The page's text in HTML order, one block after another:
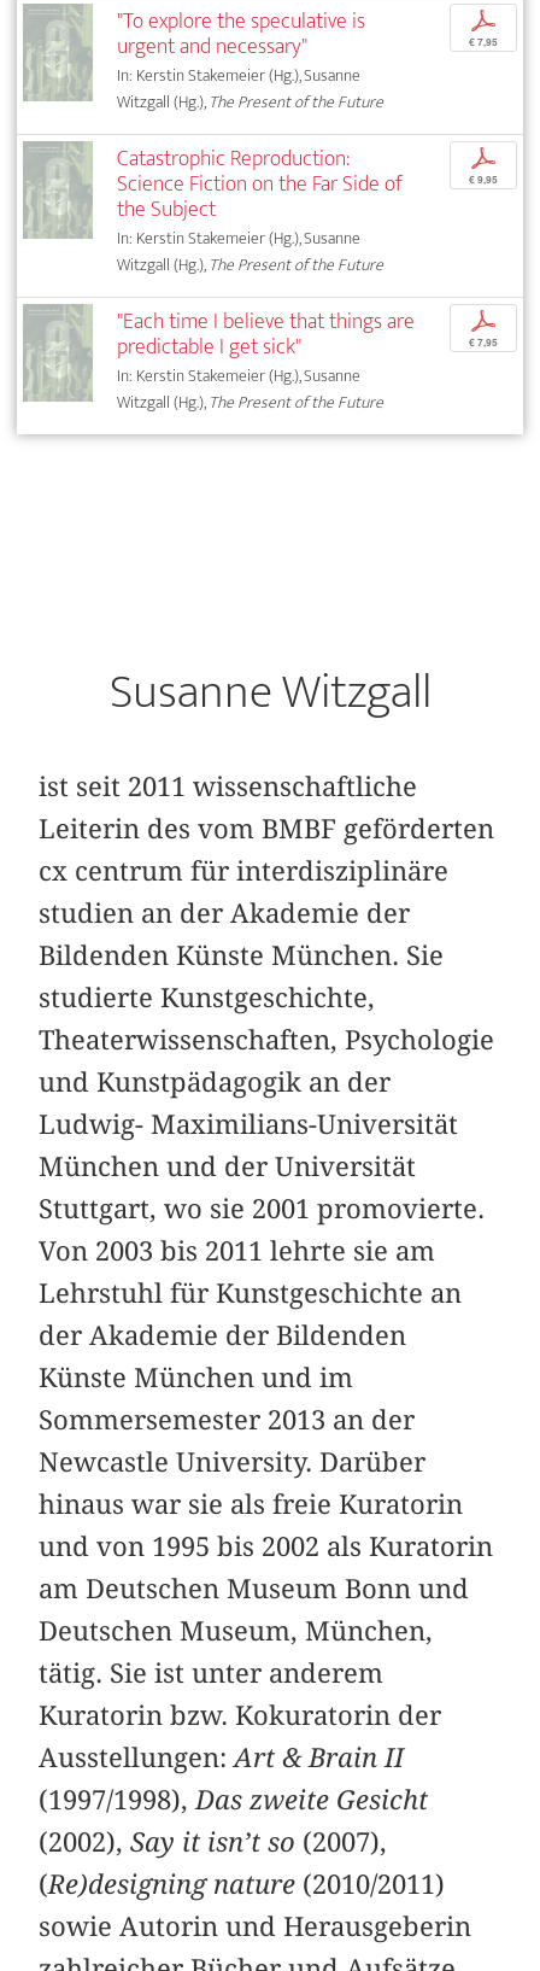
"To explore the speculative is
urgent and necessary"
In: Kerstin Stakemeier (Hg.), Susanne
Witzgall (Hg.),The Present of the Future
p
€ 7,95
Catastrophic Reproduction:
Science Fiction on the Far Side of
the Subject
In: Kerstin Stakemeier (Hg.), Susanne
Witzgall (Hg.),The Present of the Future
p
€ 9,95
"Each time I believe that things are
predictable I get sick"
In: Kerstin Stakemeier (Hg.), Susanne
Witzgall (Hg.),The Present of the Future
p
€ 7,95
Susanne Witzgall
ist seit 2011 wissenschaftliche
Leiterin des vom BMBF geförderten
cx centrum für interdisziplinäre
studien an der Akademie der
Bildenden Künste München. Sie
studierte Kunstgeschichte,
Theaterwissenschaften, Psychologie
und Kunstpädagogik an der
Ludwig- Maximilians-Universität
München und der Universität
Stuttgart, wo sie 2001 promovierte.
Von 2003 bis 2011 lehrte sie am
Lehrstuhl für Kunstgeschichte an
der Akademie der Bildenden
Künste München und im
Sommersemester 2013 an der
Newcastle University. Darüber
hinaus war sie als freie Kuratorin
und von 1995 bis 2002 als Kuratorin
am Deutschen Museum Bonn und
Deutschen Museum, München,
tätig. Sie ist unter anderem
Kuratorin bzw. Kokuratorin der
Ausstellungen:Art & Brain II
(1997/1998), Das zweite Gesicht
(2002),Say it isn’t so (2007),
(Re)designing nature (2010/2011)
sowie Autorin und Herausgeberin